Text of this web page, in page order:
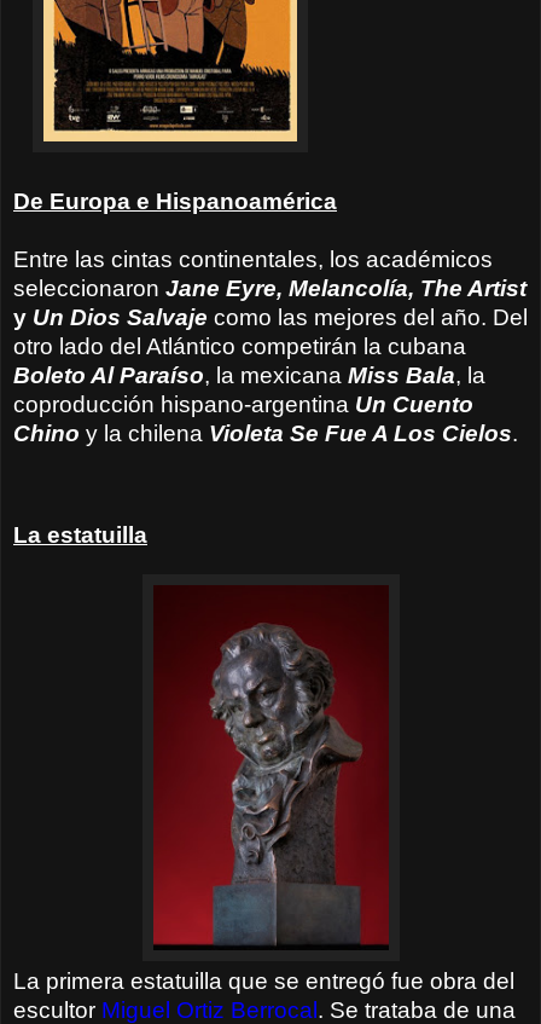
De Europa e Hispanoamérica
Entre las cintas continentales, los académicos
seleccionaron Jane Eyre, Melancolía, The Artist
y Un Dios Salvaje como las mejores del año. Del
otro lado del Atlántico competirán la cubana
Boleto Al Paraíso, la mexicana Miss Bala, la
coproducción hispano-argentina Un Cuento
Chino y la chilena Violeta Se Fue A Los Cielos.
La estatuilla
La primera estatuilla que se entregó fue obra del
escultor Miguel Ortiz Berrocal. Se trataba de una